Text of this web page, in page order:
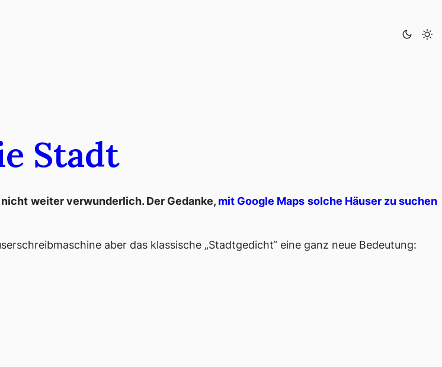
Stadt
weiter verwunderlich. Der Gedanke, mit Google Maps solche Häuser zu suchen
aber das klassische „Stadtgedicht“ eine ganz neue Bedeutung: